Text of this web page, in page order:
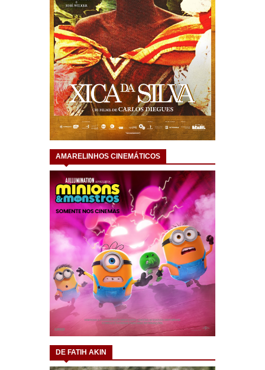
AMARELINHOS CINEMÁTICOS
DE FATIH AKIN